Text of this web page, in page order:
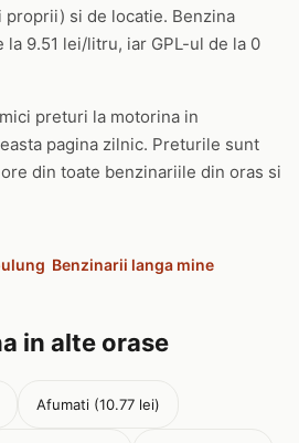
proprii) si de locatie. Benzina
la 9.51 lei/litru, iar GPL-ul de la 0
preturi la motorina in
pagina zilnic. Preturile sunt
din toate benzinariile din oras si
Benzinarii langa mine
in alte orase
Afumati (10.77 lei)